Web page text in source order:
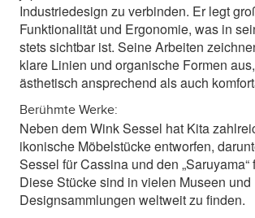
Industriedesign zu verbinden. Er legt
Funktionalität und Ergonomie, was in
stets sichtbar ist. Seine Arbeiten
klare Linien und organische Formen
ästhetisch ansprechend als auch
Berühmte Werke:
Neben dem Wink Sessel hat Kita
ikonische Möbelstücke entworfen,
Sessel für Cassina und den „Saruyama“
Diese Stücke sind in vielen Museen und
Designsammlungen weltweit zu finden.